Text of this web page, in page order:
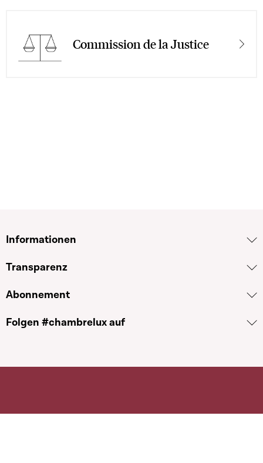
Commission de la Justice
Informationen
Transparenz
Abonnement
Folgen #chambrelux auf